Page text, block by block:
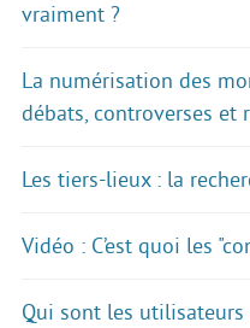
vraiment ?
La numérisation des
débats, controverses et
Les tiers-lieux : la
Vidéo : C’est quoi les
Qui sont les